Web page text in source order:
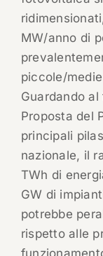
MW/anno di
piccole/
Guardando
Proposta del
principali
nazionale, il
TWh di
GW di
potrebbe
rispetto alle